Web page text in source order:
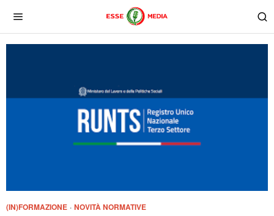
(IN)FORMAZIONE · NOVITÀ NORMATIVE